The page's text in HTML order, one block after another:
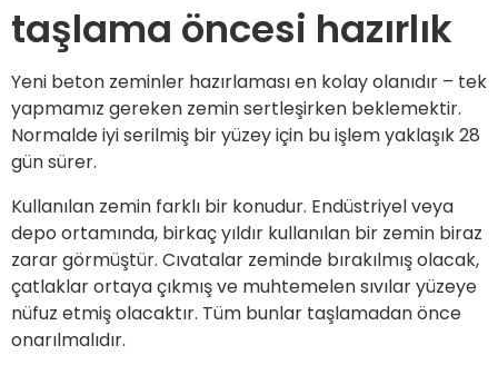
taşlama öncesi hazırlık
Yeni beton zeminler hazırlaması en kolay olanıdır – tek
yapmamız gereken zemin sertleşirken beklemektir.
Normalde iyi serilmiş bir yüzey için bu işlem yaklaşık 28
gün sürer.
Kullanılan zemin farklı bir konudur. Endüstriyel veya
depo ortamında, birkaç yıldır kullanılan bir zemin biraz
zarar görmüştür. Cıvatalar zeminde bırakılmış olacak,
çatlaklar ortaya çıkmış ve muhtemelen sıvılar yüzeye
nüfuz etmiş olacaktır. Tüm bunlar taşlamadan önce
onarılmalıdır.